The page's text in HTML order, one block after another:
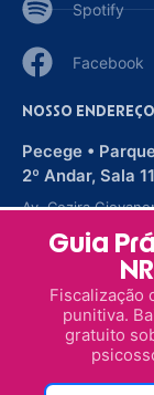
Utilizamos
oferecer a você
conforme a
continuar
Spotify
Facebook
NOSSO ENDEREÇO
Pecege •
2º Andar, Sala 11
Av. Cezira
Santa Rosa
Piracicaba, SP
Ver no mapa
© 2007-2026
direitos
Guia
Fiscalização
punitiva.
gratuito